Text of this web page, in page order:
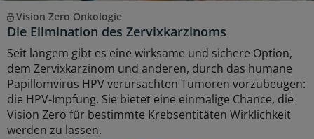
Vision Zero Onkologie
Die Elimination des Zervixkarzinoms
Seit langem gibt es eine wirksame und sichere Option,
dem Zervixkarzinom und anderen, durch das humane
Papillomvirus HPV verursachten Tumoren vorzubeugen:
die HPV-Impfung. Sie bietet eine einmalige Chance, die
Vision Zero für bestimmte Krebsentitäten Wirklichkeit
werden zu lassen.